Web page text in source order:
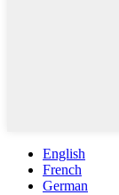
English
French
German